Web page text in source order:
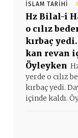
İSLAM TARIHI
Hz Bilal-i
o cılız
kırbaç
kan revan
Öyleyken
yerde o cılız
kırbaç yedi.
içinde kaldı.